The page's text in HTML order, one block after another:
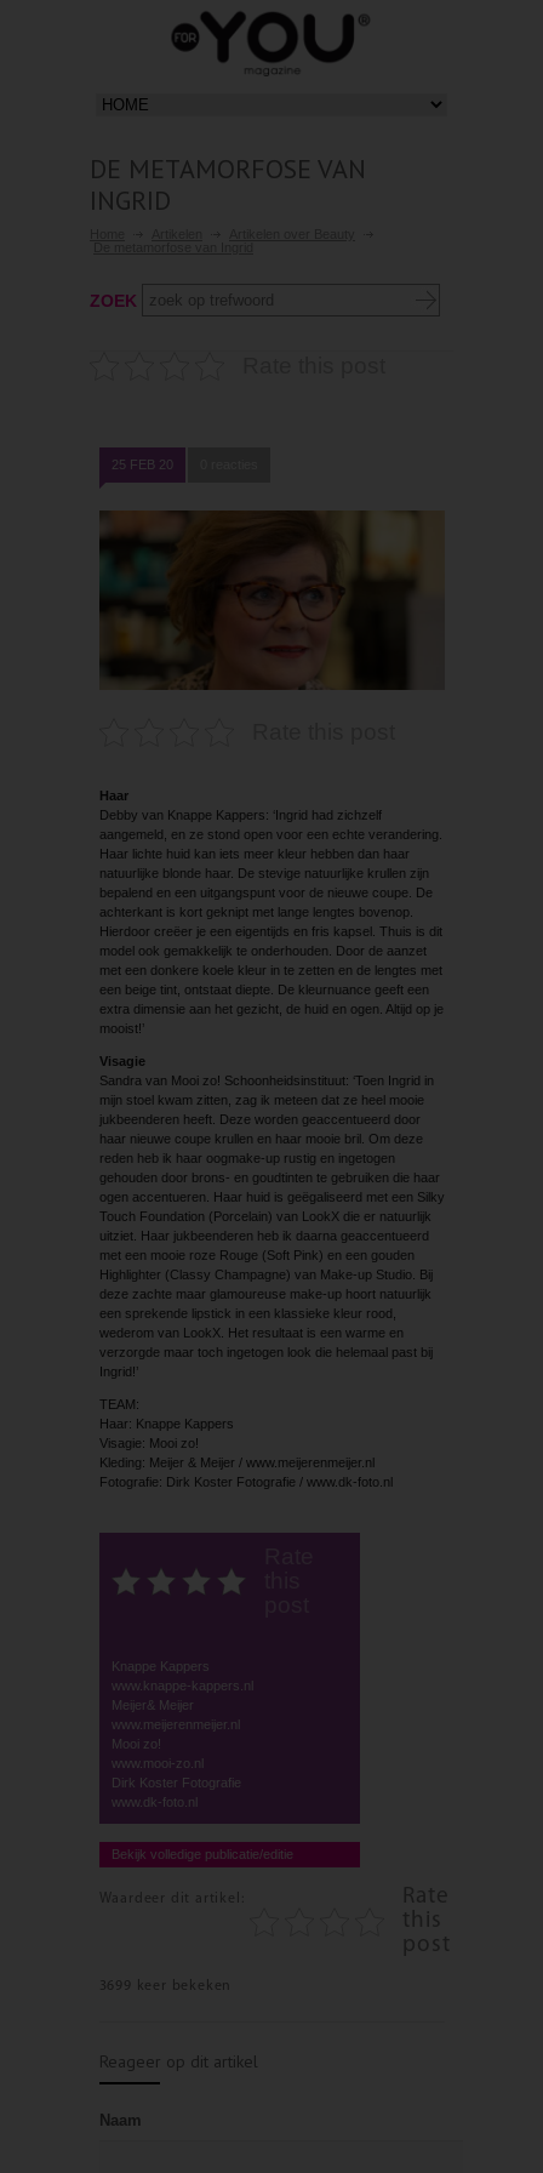
DE METAMORFOSE VAN
INGRID
ZOEK
25 FEB 20
Haar
Debby van Knappe Kappers: ‘Ingrid had zichzelf
aangemeld, en ze stond open voor een echte verandering.
Haar lichte huid kan iets meer kleur hebben dan haar
natuurlijke blonde haar. De stevige natuurlijke krullen zijn
bepalend en een uitgangspunt voor de nieuwe coupe. De
achterkant is kort geknipt met lange lengtes bovenop.
Hierdoor creëer je een eigentijds en fris kapsel. Thuis is dit
model ook gemakkelijk te onderhouden. Door de aanzet
met een donkere koele kleur in te zetten en de lengtes met
een beige tint, ontstaat diepte. De kleurnuance geeft een
extra dimensie aan het gezicht, de huid en ogen. Altijd op je
mooist!’
Visagie
Sandra van Mooi zo! Schoonheidsinstituut: ‘Toen Ingrid in
mijn stoel kwam zitten, zag ik meteen dat ze heel mooie
jukbeenderen heeft. Deze worden geaccentueerd door
haar nieuwe coupe krullen en haar mooie bril. Om deze
reden heb ik haar oogmake-up rustig en ingetogen
gehouden door brons- en goudtinten te gebruiken die haar
ogen accentueren. Haar huid is geëgaliseerd met een Silky
Touch Foundation (Porcelain) van LookX die er natuurlijk
uitziet. Haar jukbeenderen heb ik daarna geaccentueerd
met een mooie roze Rouge (Soft Pink) en een gouden
Highlighter (Classy Champagne) van Make-up Studio. Bij
deze zachte maar glamoureuse make-up hoort natuurlijk
een sprekende lipstick in een klassieke kleur rood,
wederom van LookX. Het resultaat is een warme en
verzorgde maar toch ingetogen look die helemaal past bij
Ingrid!’
TEAM:
Haar: Knappe Kappers
Visagie: Mooi zo!
Kleding: Meijer & Meijer / www.meijerenmeijer.nl
Fotografie: Dirk Koster Fotografie / www.dk-foto.nl
Knappe Kappers
www.knappe-kappers.nl
Meijer& Meijer
www.meijerenmeijer.nl
Mooi zo!
www.mooi-zo.nl
Dirk Koster Fotografie
www.dk-foto.nl
Bekijk volledige publicatie/editie
Waardeer dit artikel:
Rate
this
post
3699 keer bekeken
Reageer op dit artikel
Naam